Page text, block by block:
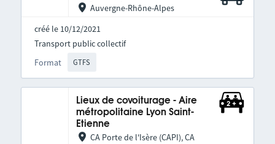
Auvergne-Rhône-Alpes
créé le 10/12/2021
Format GTFS
Transport public collectif
Lieux de covoiturage - Aire
métropolitaine Lyon Saint-
Etienne
CA Porte de l'Isère (CAPI), CA